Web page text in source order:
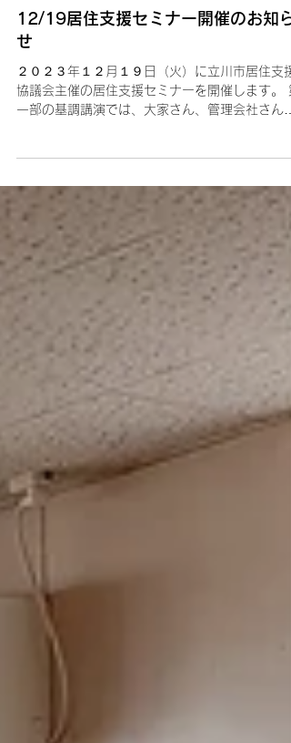
2023年12月1日
12/19居住支援セミナー開催のお知ら
せ
協議会主催の居住支援セミナーを開催します。
け『これから準備したい高齢者など』と題し、居
住支援法人株式会社R65の山本遼氏にご講演いた
だきます。...